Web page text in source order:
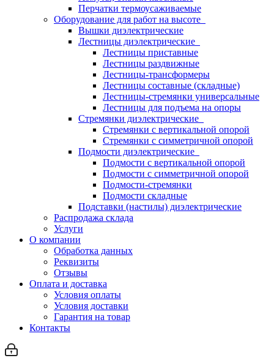
Перчатки термоусаживаемые
Оборудование для работ на высоте
Вышки диэлектрические
Лестницы диэлектрические
Лестницы приставные
Лестницы раздвижные
Лестницы-трансформеры
Лестницы составные (складные)
Лестницы-стремянки универсальные
Лестницы для подъема на опоры
Стремянки диэлектрические
Стремянки с вертикальной опорой
Стремянки с симметричной опорой
Подмости диэлектрические
Подмости с вертикальной опорой
Подмости с симметричной опорой
Подмости-стремянки
Подмости складные
Подставки (настилы) диэлектрические
Распродажа склада
Услуги
О компании
Обработка данных
Реквизиты
Отзывы
Оплата и доставка
Условия оплаты
Условия доставки
Гарантия на товар
Контакты